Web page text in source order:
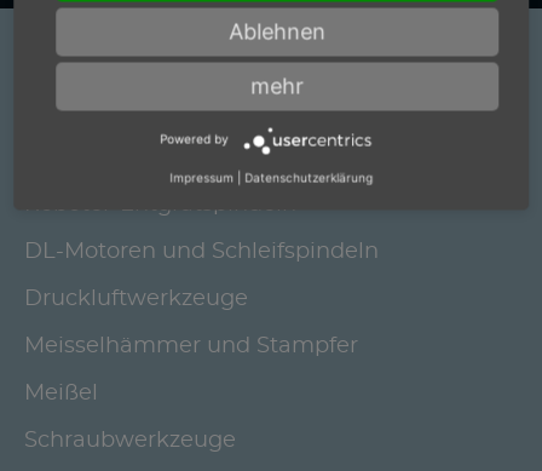
Produkte
Elektrische Schleifspindeln und
DL-Motoren und Schleifspindeln
Druckluftwerkzeuge
Meisselhämmer und Stampfer
Meißel
Schraubwerkzeuge
Ablehnen
mehr
Powered by
Impressum Datenschutzerklärung